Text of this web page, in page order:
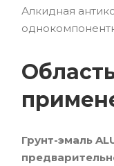
Алкидная
Грунт-эмаль